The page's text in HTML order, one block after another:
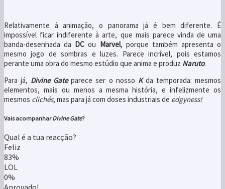
Relativamente à animação, o panorama já é bem diferente. É
impossível ficar indiferente à arte, que mais parece vinda de uma
banda-desenhada da DC ou Marvel, porque também apresenta o
mesmo jogo de sombras e luzes. Parece incrível, pois estamos
perante uma obra do mesmo estúdio que anima e produz Naruto.
Para já, Divine Gateparece ser o nosso Kda temporada: mesmos
elementos, mais ou menos a mesma história, e infelizmente os
mesmos clichés, mas para já com doses industriais de edgyness!
Vais acompanharDivine Gate?
Qual é a tua reacção?
Feliz
83%
LOL
0%